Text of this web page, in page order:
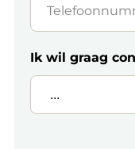
Ik wil graag